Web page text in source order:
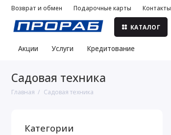
Возврат и обмен Подарочные карты Контакты
КАТАЛОГ
Акции Услуги Кредитование
Садовая техника
Главная Садовая техника
Категории